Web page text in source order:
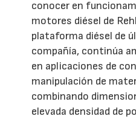
conocer en
motores diésel de
plataforma diésel de
compañía, continúa
en aplicaciones de
manipulación de
combinando
elevada densidad de